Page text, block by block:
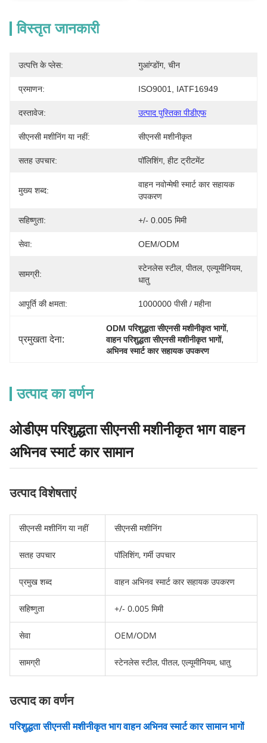
विस्तृत जानकारी
उत्पत्ति के प्लेस: गुआंग्डोंग, चीन
प्रमाणन: ISO9001, IATF16949
दस्तावेज: उत्पाद पुस्तिका पीडीएफ
सीएनसी मशीनिंग या नहीं: सीएनसी मशीनीकृत
सतह उपचार: पॉलिशिंग, हीट ट्रीटमेंट
मुख्य शब्द:
वाहन नवोन्मेषी स्मार्ट कार सहायक
उपकरण
सहिष्णुता: +/- 0.005 मिमी
सेवा: OEM/ODM
सामग्री:
स्टेनलेस स्टील, पीतल, एल्यूमीनियम,
धातु
आपूर्ति की क्षमता: 1000000 पीसी / महीना
प्रमुखता देना:
ODM परिशुद्धता सीएनसी मशीनीकृत भागों,
वाहन परिशुद्धता सीएनसी मशीनीकृत भागों,
अभिनव स्मार्ट कार सहायक उपकरण
उत्पाद का वर्णन
ओडीएम परिशुद्धता सीएनसी मशीनीकृत भाग वाहन
अभिनव स्मार्ट कार सामान
उत्पाद विशेषताएं
सीएनसी मशीनिंग या नहीं सीएनसी मशीनिंग
सतह उपचार पॉलिशिंग, गर्मी उपचार
प्रमुख शब्द वाहन अभिनव स्मार्ट कार सहायक उपकरण
सहिष्णुता +/- 0.005 मिमी
सेवा OEM/ODM
सामग्री स्टेनलेस स्टील, पीतल, एल्यूमीनियम, धातु
उत्पाद का वर्णन
परिशुद्धता सीएनसी मशीनीकृत भाग वाहन अभिनव स्मार्ट कार सामान भागों